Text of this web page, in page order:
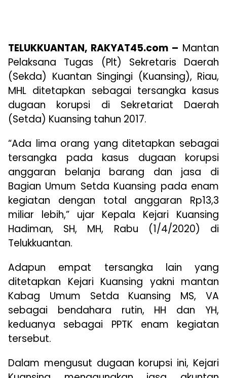
TELUKKUANTAN, RAKYAT45.com – Mantan
Pelaksana Tugas (Plt) Sekretaris Daerah
(Sekda) Kuantan Singingi (Kuansing), Riau,
MHL ditetapkan sebagai tersangka kasus
dugaan korupsi di Sekretariat Daerah
(Setda) Kuansing tahun 2017.
“Ada lima orang yang ditetapkan sebagai
tersangka pada kasus dugaan korupsi
anggaran belanja barang dan jasa di
Bagian Umum Setda Kuansing pada enam
kegiatan dengan total anggaran Rp13,3
miliar lebih,” ujar Kepala Kejari Kuansing
Hadiman, SH, MH, Rabu (1/4/2020) di
Telukkuantan.
Adapun empat tersangka lain yang
ditetapkan Kejari Kuansing yakni mantan
Kabag Umum Setda Kuansing MS, VA
sebagai bendahara rutin, HH dan YH,
keduanya sebagai PPTK enam kegiatan
tersebut.
Dalam mengusut dugaan korupsi ini, Kejari